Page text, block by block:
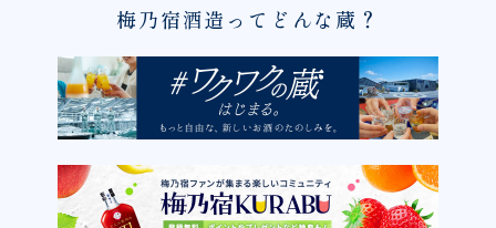
梅乃宿酒造ってどんな蔵？